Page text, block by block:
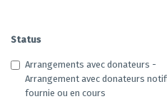
Status
Arrangements avec donateurs -
Arrangement avec donateurs
fournie ou en cours